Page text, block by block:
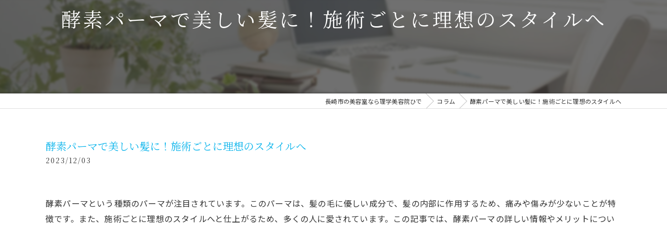
髪質改善
酵素パーマで美しい髪に！施術ごとに理想のスタイルへ
長崎市の美容室なら理学美容院ひで コラム 酵素パーマで美しい髪に！施術ごとに理想のスタイルへ
酵素パーマで美しい髪に！施術ごとに理想のスタイルへ
2023/12/03
酵素パーマという種類のパーマが注目されています。このパーマは、髪の毛に優しい成分で、髪の内部に作用するため、痛みや傷みが少ないことが特
徴です。また、施術ごとに理想のスタイルへと仕上がるため、多くの人に愛されています。この記事では、酵素パーマの詳しい情報やメリットについ